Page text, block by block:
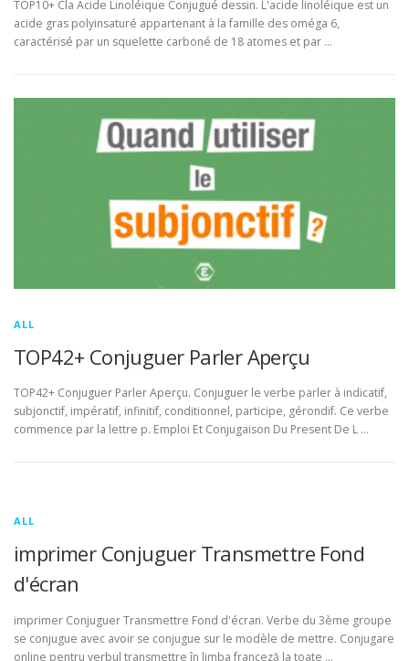
TOP10+ Cla Acide Linoléique Conjugué dessin. L'acide linoléique est un
acide gras polyinsaturé appartenant à la famille des oméga 6,
caractérisé par un squelette carboné de 18 atomes et par …
ALL
TOP42+ Conjuguer Parler Aperçu
TOP42+ Conjuguer Parler Aperçu. Conjuguer le verbe parler à indicatif,
subjonctif, impératif, infinitif, conditionnel, participe, gérondif. Ce verbe
commence par la lettre p. Emploi Et Conjugaison Du Present De L …
ALL
imprimer Conjuguer Transmettre Fond
d'écran
imprimer Conjuguer Transmettre Fond d'écran. Verbe du 3ème groupe
se conjugue avec avoir se conjugue sur le modèle de mettre. Conjugare
online pentru verbul transmettre în limba franceză la toate …